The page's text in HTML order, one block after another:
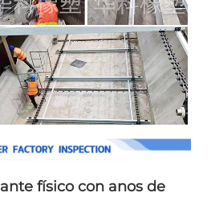
físico con anos de